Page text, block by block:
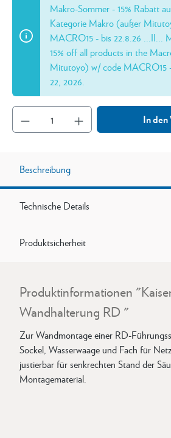
Makro-Sommer - 15% Rabatt
Kategorie Makro (außer
MACRO15 - bis 22.8.26 ...II...
15% off all products in the
Mitutoyo) w/ code MACRO15
22, 2026.
In den
Beschreibung
Technische Details
Produktsicherheit
Produktinformationen
Wandhalterung RD "
Zur Wandmontage einer RD-
Sockel, Wasserwaage und Fach für
justierbar für senkrechten Stand der
Montagematerial.